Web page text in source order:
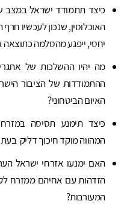
כיצד תתמודד ישראל במצב
האוכלוסין, שנכון לעכשיו
יחסי, ייפגע מהסלמה
מה יהיו ההשלכות של
ההתמודדות של הציבור
האיום הביטחוני?
כיצד תימנע תסיסה
המהווה מוקד חיכוך דליק
האם ימנעו אזרחי ישראל
הזדהות עם אחיהם ממזרח
המעורבות?